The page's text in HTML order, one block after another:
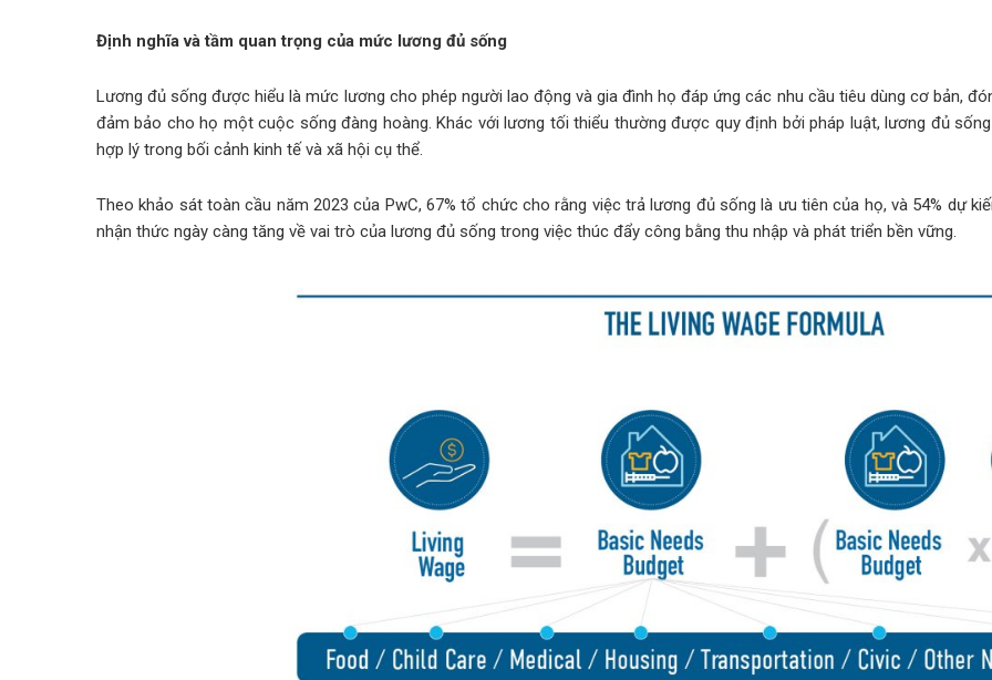
Định nghĩa và tầm quan trọng của mức lương đủ sống
Lương đủ sống được hiểu là mức lương cho phép người lao động và gia đình họ đáp ứng các nhu cầu tiêu dùng cơ bản,
đảm bảo cho họ một cuộc sống đàng hoàng. Khác với lương tối thiểu thường được quy định bởi pháp luật, lương đủ
hợp lý trong bối cảnh kinh tế và xã hội cụ thể.
Theo khảo sát toàn cầu năm 2023 của PwC, 67% tổ chức cho rằng việc trả lương đủ sống là ưu tiên của họ, và 54% dự
nhận thức ngày càng tăng về vai trò của lương đủ sống trong việc thúc đẩy công bằng thu nhập và phát triển bền vững.